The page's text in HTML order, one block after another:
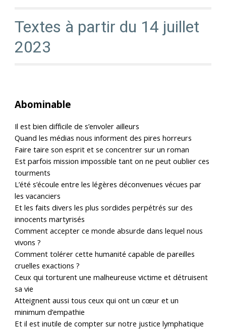
Textes à partir du 14 juillet
2023
Abominable
Il est bien difficile de s’envoler ailleurs
Quand les médias nous informent des pires horreurs
Faire taire son esprit et se concentrer sur un roman
Est parfois mission impossible tant on ne peut oublier ces
tourments
L’été s’écoule entre les légères déconvenues vécues par
les vacanciers
Et les faits divers les plus sordides perpétrés sur des
innocents martyrisés
Comment accepter ce monde absurde dans lequel nous
vivons ?
Comment tolérer cette humanité capable de pareilles
cruelles exactions ?
Ceux qui torturent une malheureuse victime et détruisent
sa vie
Atteignent aussi tous ceux qui ont un cœur et un
minimum d’empathie
Et il est inutile de compter sur notre justice lymphatique